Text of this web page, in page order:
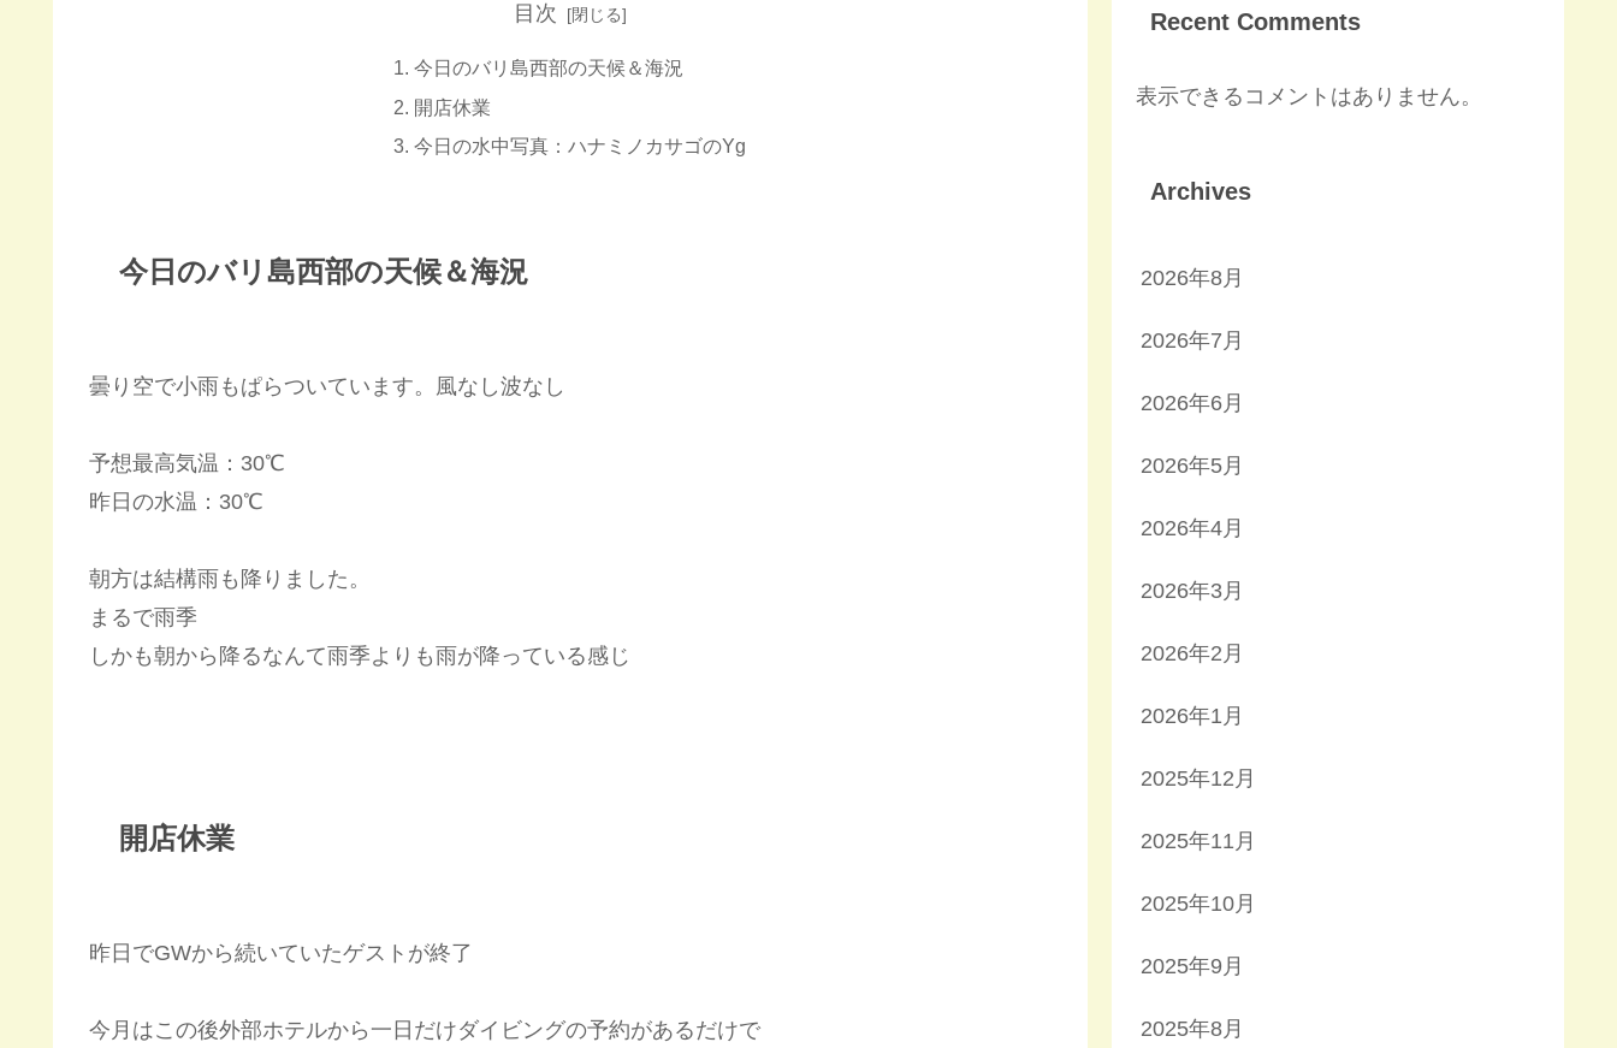
目次
今日のバリ島西部の天候＆海況
開店休業
今日の水中写真：ハナミノカサゴのYg
今日のバリ島西部の天候＆海況
曇り空で小雨もぱらついています。風なし波なし
予想最高気温：30℃
昨日の水温：30℃
朝方は結構雨も降りました。
まるで雨季
しかも朝から降るなんて雨季よりも雨が降っている感じ
開店休業
昨日でGWから続いていたゲストが終了
今月はこの後外部ホテルから一日だけダイビングの予約があるだけで
Recent Comments
表示できるコメントはありません。
Archives
2026年8月
2026年7月
2026年6月
2026年5月
2026年4月
2026年3月
2026年2月
2026年1月
2025年12月
2025年11月
2025年10月
2025年9月
2025年8月